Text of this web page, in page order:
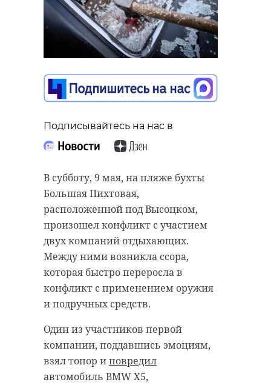
Подписывайтесь на нас в
В субботу, 9 мая, на пляже бухты
Большая Пихтовая,
расположенной под Высоцком,
произошел конфликт с участием
двух компаний отдыхающих.
Между ними возникла ссора,
которая быстро переросла в
конфликт с применением оружия
и подручных средств.
Один из участников первой
компании, поддавшись эмоциям,
взял топор иповредил
автомобиль BMW X5,